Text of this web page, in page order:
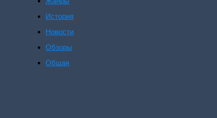
История
Новости
Обзоры
Общая